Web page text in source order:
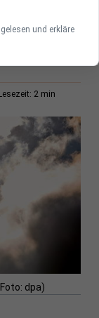
Lesezeit: 2 min
dpa)
gelesen und erkläre